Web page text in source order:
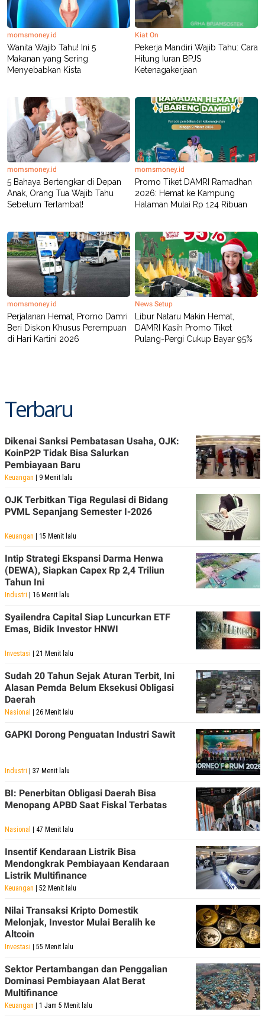
momsmoney.id
Wanita Wajib Tahu! Ini 5
Makanan yang Sering
Menyebabkan Kista
Kiat On
Pekerja Mandiri Wajib Tahu: Cara
Hitung Iuran BPJS
Ketenagakerjaan
momsmoney.id
5 Bahaya Bertengkar di Depan
Anak, Orang Tua Wajib Tahu
Sebelum Terlambat!
momsmoney.id
Promo Tiket DAMRI Ramadhan
2026: Hemat ke Kampung
Halaman Mulai Rp 124 Ribuan
momsmoney.id
Perjalanan Hemat, Promo Damri
Beri Diskon Khusus Perempuan
di Hari Kartini 2026
News Setup
Libur Nataru Makin Hemat,
DAMRI Kasih Promo Tiket
Pulang-Pergi Cukup Bayar 95%
Terbaru
Dikenai Sanksi Pembatasan Usaha, OJK:
KoinP2P Tidak Bisa Salurkan
Pembiayaan Baru
Keuangan | 9 Menit lalu
OJK Terbitkan Tiga Regulasi di Bidang
PVML Sepanjang Semester I-2026
Keuangan | 15 Menit lalu
Intip Strategi Ekspansi Darma Henwa
(DEWA), Siapkan Capex Rp 2,4 Triliun
Tahun Ini
Industri | 16 Menit lalu
Syailendra Capital Siap Luncurkan ETF
Emas, Bidik Investor HNWI
Investasi | 21 Menit lalu
Sudah 20 Tahun Sejak Aturan Terbit, Ini
Alasan Pemda Belum Eksekusi Obligasi
Daerah
Nasional | 26 Menit lalu
GAPKI Dorong Penguatan Industri Sawit
Industri | 37 Menit lalu
BI: Penerbitan Obligasi Daerah Bisa
Menopang APBD Saat Fiskal Terbatas
Nasional | 47 Menit lalu
Insentif Kendaraan Listrik Bisa
Mendongkrak Pembiayaan Kendaraan
Listrik Multifinance
Keuangan | 52 Menit lalu
Nilai Transaksi Kripto Domestik
Melonjak, Investor Mulai Beralih ke
Altcoin
Investasi | 55 Menit lalu
Sektor Pertambangan dan Penggalian
Dominasi Pembiayaan Alat Berat
Multifinance
Keuangan | 1 Jam 5 Menit lalu